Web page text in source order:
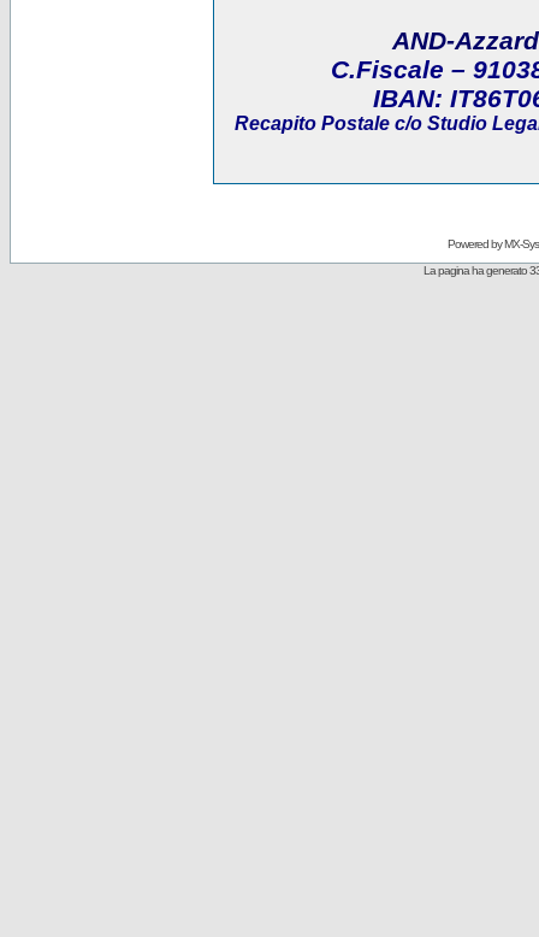
AND-
C.Fiscale –
IBAN:
Recapito Postale c/o Studio
Powered byMX-
La pagina ha generato